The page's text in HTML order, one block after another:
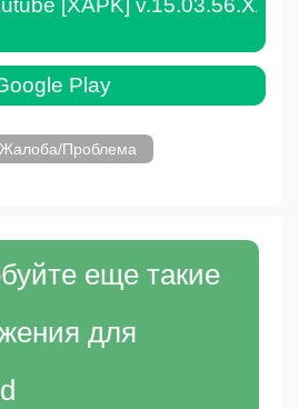
[XAPK] v.15.03.56.XAPK
Play
Жалоба/Проблема
еще такие
для